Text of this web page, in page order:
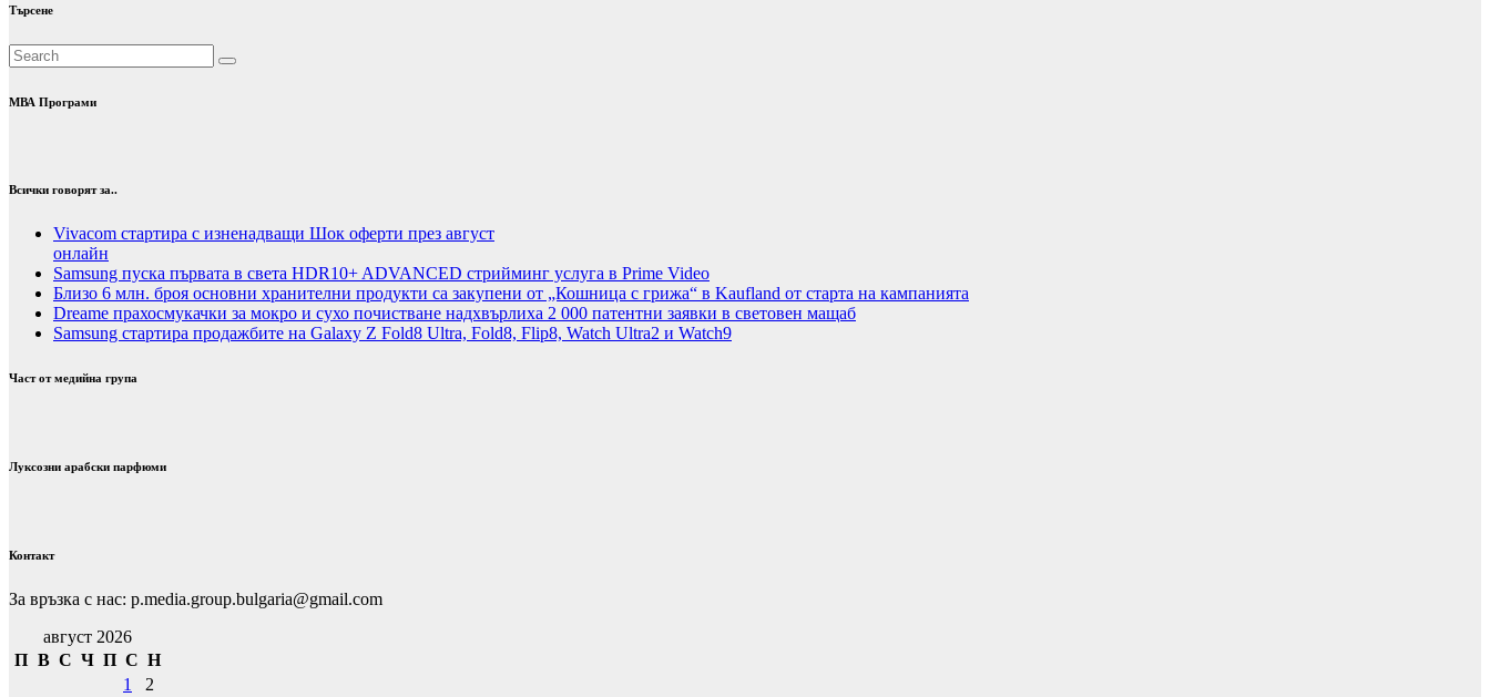
Търсене
МВА Програми
Всички говорят за..
Vivacom стартира с изненадващи Шок оферти през август
онлайн
Samsung пуска първата в света HDR10+ ADVANCED стрийминг услуга в Prime Video
Близо 6 млн. броя основни хранителни продукти са закупени от „Кошница с грижа“ в Kaufland от старта на кампанията
Dreame прахосмукачки за мокро и сухо почистване надхвърлиха 2 000 патентни заявки в световен мащаб
Samsung стартира продажбите на Galaxy Z Fold8 Ultra, Fold8, Flip8, Watch Ultra2 и Watch9
Част от медийна група
Луксозни арабски парфюми
Контакт
За връзка с нас: p.media.group.bulgaria@gmail.com
август 2026
П В С Ч П С Н
1
2